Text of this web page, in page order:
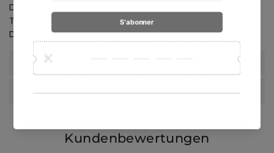
Diese Tigerstatue ist perfekt für alle Liebhaber von
Tierdekorationen und wird Ihrem Garten Charakter und
Dynamik verleihen.
GARANTIE & LIEFERUNG
SACHVERSTAND
Kundenbewertungen